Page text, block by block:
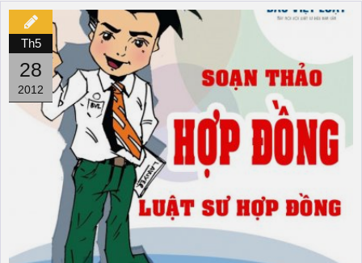
Th5
28
2012